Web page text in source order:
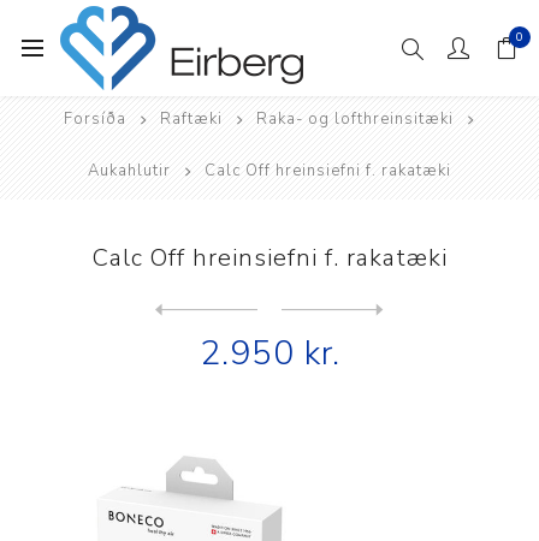
0
Forsíða Raftæki Raka- og lofthreinsitæki
Aukahlutir Calc Off hreinsiefni f. rakatæki
Calc Off hreinsiefni f. rakatæki
2.950 kr.